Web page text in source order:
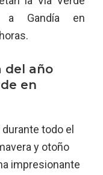
a Gandía en
del año
en
todo el
y otoño
impresionante